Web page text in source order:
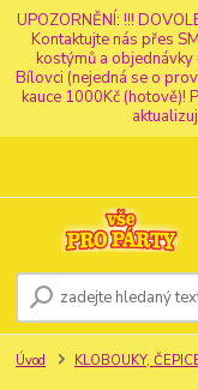
UPOZORNĚNÍ: !!!
Kontaktujte nás přes
kostýmů a
Bílovci (nejedná se o
kauce 1000Kč (hotově)!
Úvod KLOBOUKY,